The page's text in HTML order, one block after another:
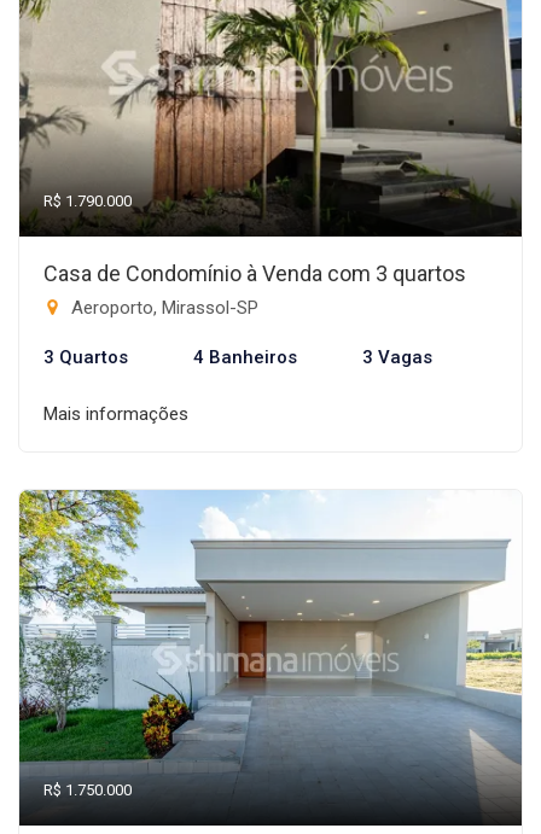
R$ 1.790.000
Casa de Condomínio à Venda com 3 quartos
Aeroporto, Mirassol-SP
3 Quartos 4 Banheiros 3 Vagas
Mais informações
R$ 1.750.000